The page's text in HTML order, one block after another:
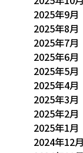
2025年9月
2025年8月
2025年7月
2025年6月
2025年5月
2025年4月
2025年3月
2025年2月
2025年1月
2024年12月